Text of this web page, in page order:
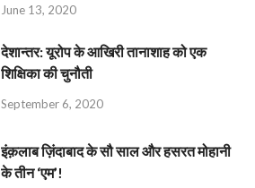
June 13, 2020
देशान्‍तर: यूरोप के आखिरी तानाशाह को एक
शिक्षिका की चुनौती
September 6, 2020
इंक़लाब ज़िंदाबाद के सौ साल और हसरत मोहानी
के तीन ‘एम’!